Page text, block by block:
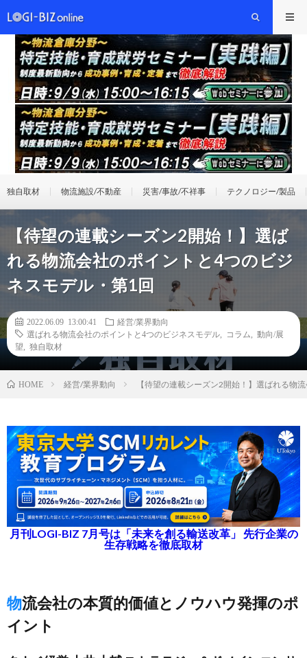
独自取材 物流施設/不動産 災害/事故/不祥事 テクノロジー/製品
【待望の連載シーズン2開始！】選ば
れる物流会社のポイントと4つのビジ
ネスモデル・第1回
2022.06.09 13:00:41
経営/業界動向
選ばれる物流会社のポイントと4つのビジネスモデル
コラム
動向/展
望
独自取材
HOME 経営/業界動向 【待望の連載シーズン2開始！】選ばれる物
月刊LOGI-BIZ 7月号は「未来を創る輸送改革」 先行企業の
生存戦略を徹底取材
物流会社の本質的価値とノウハウ発揮のポ
イント